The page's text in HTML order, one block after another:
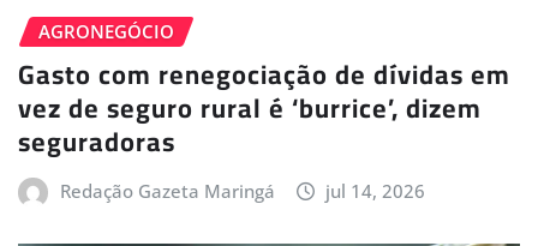
AGRONEGÓCIO
Gasto com renegociação de dívidas em
vez de seguro rural é ‘burrice’, dizem
seguradoras
Redação Gazeta Maringá jul 14, 2026